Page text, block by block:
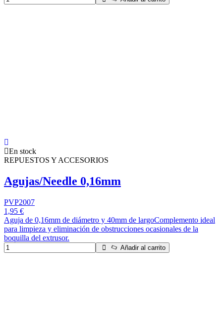
En stock
REPUESTOS Y ACCESORIOS
Agujas/Needle 0,16mm
PVP2007
1,95 €
Aguja de 0,16mm de diámetro y 40mm de largoComplemento ideal
para limpieza y eliminación de obstrucciones ocasionales de la
boquilla del extrusor.
Añadir al carrito